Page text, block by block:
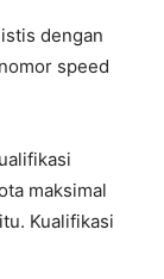
dengan
speed
maksimal
Kualifikasi